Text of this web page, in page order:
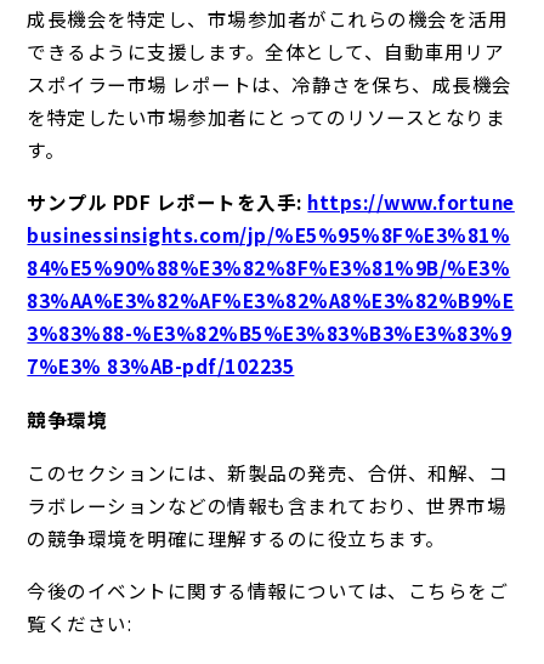
成長機会を特定し、市場参加者がこれらの機会を活用
できるように支援します。全体として、自動車用リア
スポイラー市場 レポートは、冷静さを保ち、成長機会
を特定したい市場参加者にとってのリソースとなりま
す。
サンプル PDF レポートを入手: https://www.fortune
businessinsights.com/jp/%E5%95%8F%E3%81%
84%E5%90%88%E3%82%8F%E3%81%9B/%E3%
83%AA%E3%82%AF%E3%82%A8%E3%82%B9%E
3%83%88-%E3%82%B5%E3%83%B3%E3%83%9
7%E3% 83%AB-pdf/102235
競争環境
このセクションには、新製品の発売、合併、和解、コ
ラボレーションなどの情報も含まれており、世界市場
の競争環境を明確に理解するのに役立ちます。
今後のイベントに関する情報については、こちらをご
覧ください: